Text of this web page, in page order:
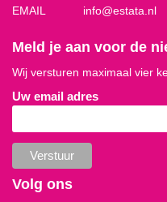
EMAIL
info@estata.nl
Meld je aan voor de
Wij versturen maximaal vier
Uw email adres
Volg ons